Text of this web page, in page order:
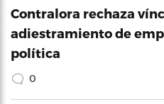
Contralora rechaza
adiestramiento de
política
0